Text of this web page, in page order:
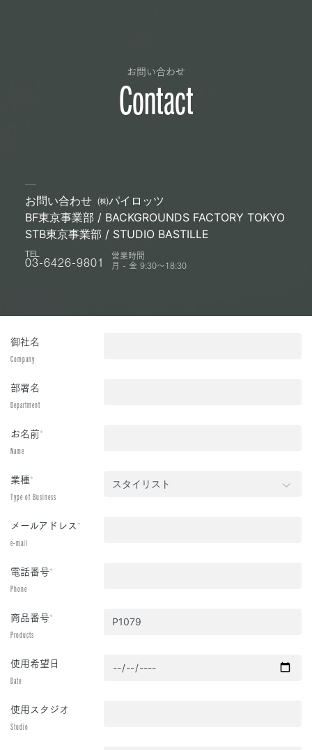
お問い合わせ
Contact
お問い合わせ ㈱パイロッツ
BF東京事業部 / BACKGROUNDS FACTORY TOKYO
STB東京事業部 / STUDIO BASTILLE
TEL
03-6426-9801
営業時間
月 - 金 9:30〜18:30
御社名
Company
部署名
Department
お名前*
Name
業種*
Type of Business
メールアドレス*
e-mail
電話番号*
Phone
商品番号*
Products
使用希望日
Date
使用スタジオ
Studio